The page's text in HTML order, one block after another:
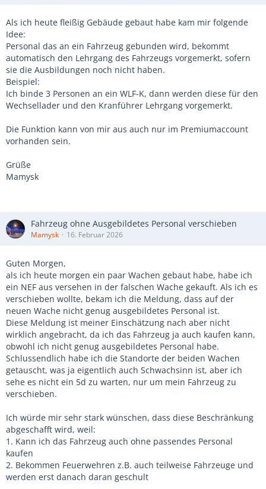
Als ich heute fleißig Gebäude gebaut habe kam mir folgende
Idee:
Personal das an ein Fahrzeug gebunden wird, bekommt
automatisch den Lehrgang des Fahrzeugs vorgemerkt, sofern
sie die Ausbildungen noch nicht haben.
Beispiel:
Ich binde 3 Personen an ein WLF-K, dann werden diese für den
Wechsellader und den Kranführer Lehrgang vorgemerkt.
Die Funktion kann von mir aus auch nur im Premiumaccount
vorhanden sein.
Grüße
Mamysk
Fahrzeug ohne Ausgebildetes Personal verschieben
Mamysk 16. Februar 2026
Guten Morgen,
als ich heute morgen ein paar Wachen gebaut habe, habe ich
ein NEF aus versehen in der falschen Wache gekauft. Als ich es
verschieben wollte, bekam ich die Meldung, dass auf der
neuen Wache nicht genug ausgebildetes Personal ist.
Diese Meldung ist meiner Einschätzung nach aber nicht
wirklich angebracht, da ich das Fahrzeug ja auch kaufen kann,
obwohl ich nicht genug ausgebildetes Personal habe.
Schlussendlich habe ich die Standorte der beiden Wachen
getauscht, was ja eigentlich auch Schwachsinn ist, aber ich
sehe es nicht ein 5d zu warten, nur um mein Fahrzeug zu
verschieben.
Ich würde mir sehr stark wünschen, dass diese Beschränkung
abgeschafft wird, weil:
1. Kann ich das Fahrzeug auch ohne passendes Personal
kaufen
2. Bekommen Feuerwehren z.B. auch teilweise Fahrzeuge und
werden erst danach daran geschult